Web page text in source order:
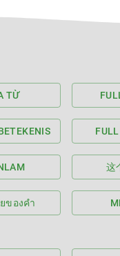
TỪ
这
ของคำ